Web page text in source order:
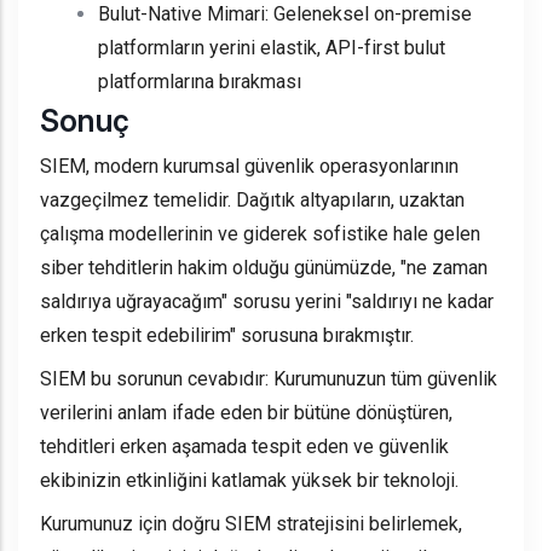
Bulut-Native Mimari: Geleneksel on-premise
platformların yerini elastik, API-first bulut
platformlarına bırakması
Sonuç
SIEM, modern kurumsal güvenlik operasyonlarının
vazgeçilmez temelidir. Dağıtık altyapıların, uzaktan
çalışma modellerinin ve giderek sofistike hale gelen
siber tehditlerin hakim olduğu günümüzde, "ne zaman
saldırıya uğrayacağım" sorusu yerini "saldırıyı ne kadar
erken tespit edebilirim" sorusuna bırakmıştır.
SIEM bu sorunun cevabıdır: Kurumunuzun tüm güvenlik
verilerini anlam ifade eden bir bütüne dönüştüren,
tehditleri erken aşamada tespit eden ve güvenlik
ekibinizin etkinliğini katlamak yüksek bir teknoloji.
Kurumunuz için doğru SIEM stratejisini belirlemek,